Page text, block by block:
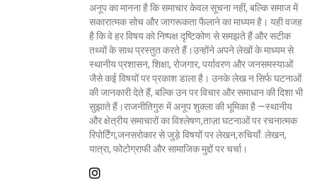
अनूप का मानना है कि समाचार केवल सूचना नहीं, बल्कि समाज में
सकारात्मक सोच और जागरूकता फैलाने का माध्यम है। यही वजह
है कि वे हर विषय को निष्पक्ष दृष्टिकोण से समझते हैं और सटीक
तथ्यों के साथ प्रस्तुत करते हैं।उन्होंने अपने लेखों के माध्यम से
स्थानीय प्रशासन, शिक्षा, रोजगार, पर्यावरण और जनसमस्याओं
जैसे कई विषयों पर प्रकाश डाला है। उनके लेख न सिर्फ घटनाओं
की जानकारी देते हैं, बल्कि उन पर विचार और समाधान की दिशा भी
सुझाते हैं।राजनीतिगुरु में अनूप शुक्ला की भूमिका है —स्थानीय
और क्षेत्रीय समाचारों का विश्लेषण,ताज़ा घटनाओं पर रचनात्मक
रिपोर्टिंग,जनसरोकार से जुड़े विषयों पर लेखन,रुचियाँ: लेखन,
यात्रा, फोटोग्राफी और सामाजिक मुद्दों पर चर्चा।